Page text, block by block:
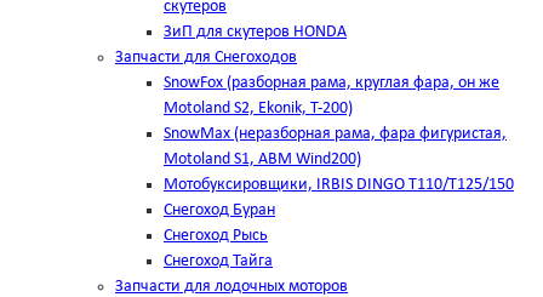
скутеров
ЗиП для скутеров HONDA
Запчасти для Снегоходов
SnowFox (разборная рама, круглая фара, он же
Motoland S2, Ekonik, T-200)
SnowMax (неразборная рама, фара фигуристая,
Motoland S1, ABM Wind200)
Мотобуксировщики, IRBIS DINGO Т110/Т125/150
Снегоход Буран
Снегоход Рысь
Снегоход Тайга
Запчасти для лодочных моторов